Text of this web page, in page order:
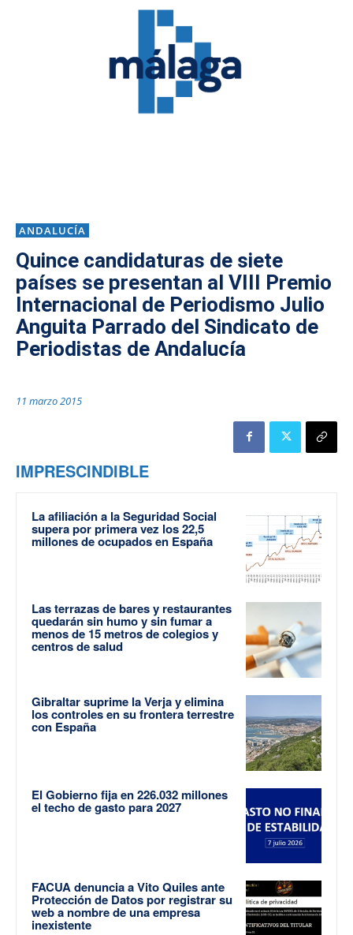
ANDALUCÍA
Quince candidaturas de siete
países se presentan al VIII Premio
Internacional de Periodismo Julio
Anguita Parrado del Sindicato de
Periodistas de Andalucía
11 marzo 2015
IMPRESCINDIBLE
La afiliación a la Seguridad Social
supera por primera vez los 22,5
millones de ocupados en España
Las terrazas de bares y restaurantes
quedarán sin humo y sin fumar a
menos de 15 metros de colegios y
centros de salud
Gibraltar suprime la Verja y elimina
los controles en su frontera terrestre
con España
El Gobierno fija en 226.032 millones
el techo de gasto para 2027
FACUA denuncia a Vito Quiles ante
Protección de Datos por registrar su
web a nombre de una empresa
inexistente